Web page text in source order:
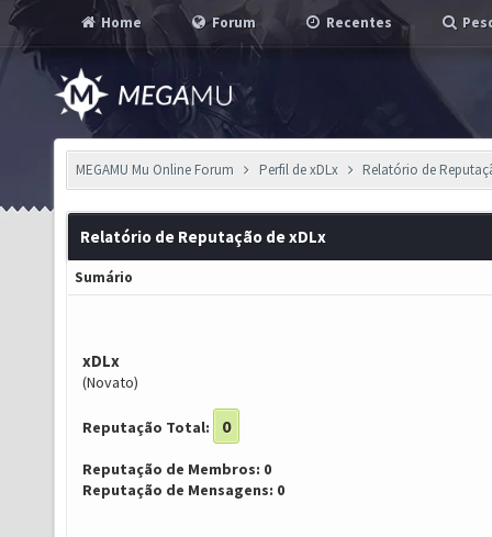
Home Forum Recentes
MEGAMU Mu Online Forum Perfil de xDLx Relatório de
Relatório de Reputação de xDLx
Sumário
xDLx
(Novato)
Reputação Total: 0
Reputação de Membros: 0
Reputação de Mensagens: 0